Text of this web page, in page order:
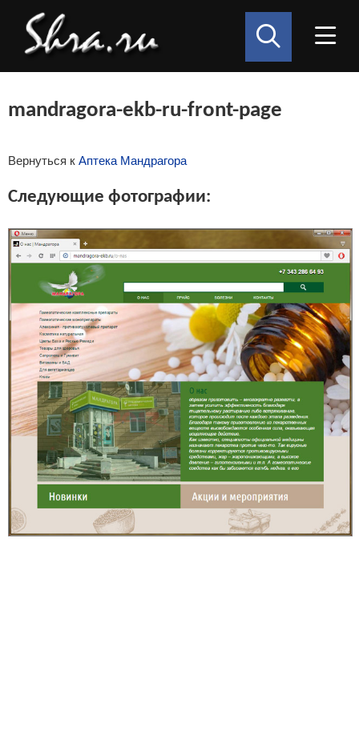
mandragora-ekb-ru-front-page
Вернуться к Аптека Мандрагора
Следующие фотографии: